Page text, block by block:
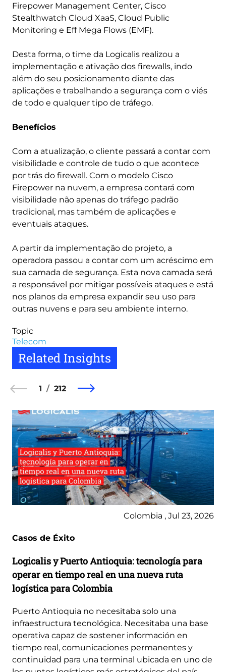
Firepower Management Center, Cisco
Stealthwatch Cloud XaaS, Cloud Public
Monitoring e Eff Mega Flows (EMF).
Desta forma, o time da Logicalis realizou a
implementação e ativação dos firewalls, indo
além do seu posicionamento diante das
aplicações e trabalhando a segurança com o viés
de todo e qualquer tipo de tráfego.
Benefícios
Com a atualização, o cliente passará a contar com
visibilidade e controle de tudo o que acontece
por trás do firewall. Com o modelo Cisco
Firepower na nuvem, a empresa contará com
visibilidade não apenas do tráfego padrão
tradicional, mas também de aplicações e
eventuais ataques.
A partir da implementação do projeto, a
operadora passou a contar com um acréscimo em
sua camada de segurança. Esta nova camada será
a responsável por mitigar possíveis ataques e está
nos planos da empresa expandir seu uso para
outras nuvens e para seu ambiente interno.
Topic
Telecom
Related Insights
1 212
Colombia , Jul 23, 2026
Casos de Éxito
Logicalis y Puerto Antioquia: tecnología para
operar en tiempo real en una nueva ruta
logística para Colombia
Puerto Antioquia no necesitaba solo una
infraestructura tecnológica. Necesitaba una base
operativa capaz de sostener información en
tiempo real, comunicaciones permanentes y
continuidad para una terminal ubicada en uno de